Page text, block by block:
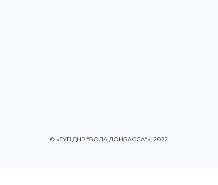
© «ГУП ДНР "ВОДА ДОНБАССА"», 2022